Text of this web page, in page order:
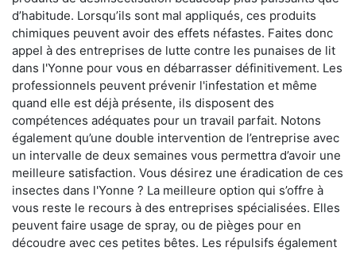
d’habitude. Lorsqu’ils sont mal appliqués, ces produits
chimiques peuvent avoir des effets néfastes. Faites donc
appel à des entreprises de lutte contre les punaises de lit
dans l'Yonne pour vous en débarrasser définitivement. Les
professionnels peuvent prévenir l'infestation et même
quand elle est déjà présente, ils disposent des
compétences adéquates pour un travail parfait. Notons
également qu’une double intervention de l’entreprise avec
un intervalle de deux semaines vous permettra d’avoir une
meilleure satisfaction. Vous désirez une éradication de ces
insectes dans l'Yonne ? La meilleure option qui s’offre à
vous reste le recours à des entreprises spécialisées. Elles
peuvent faire usage de spray, ou de pièges pour en
découdre avec ces petites bêtes. Les répulsifs également